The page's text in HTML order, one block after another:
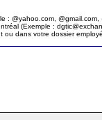
: @yahoo.com,
(Exemple :
ou dans votre dossier